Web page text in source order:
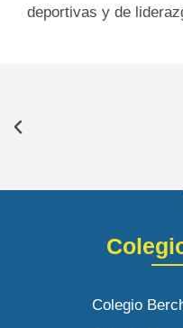
deportivas y de
Colegio